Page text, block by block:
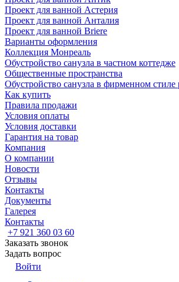
Проект для ванной Астерия
Проект для ванной Анталия
Проект для ванной Briere
Варианты оформления
Коллекция Монреаль
Обустройство санузла в частном коттедже
Общественные пространства
Обустройство санузла в фирменном стиле
Как купить
Правила продажи
Условия оплаты
Условия доставки
Гарантия на товар
Компания
О компании
Новости
Отзывы
Контакты
Документы
Галерея
Контакты
+7 921 360 03 60
Заказать звонок
Задать вопрос
Войти